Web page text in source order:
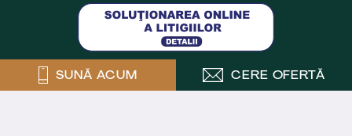
SUNĂ ACUM CERE OFERTĂ